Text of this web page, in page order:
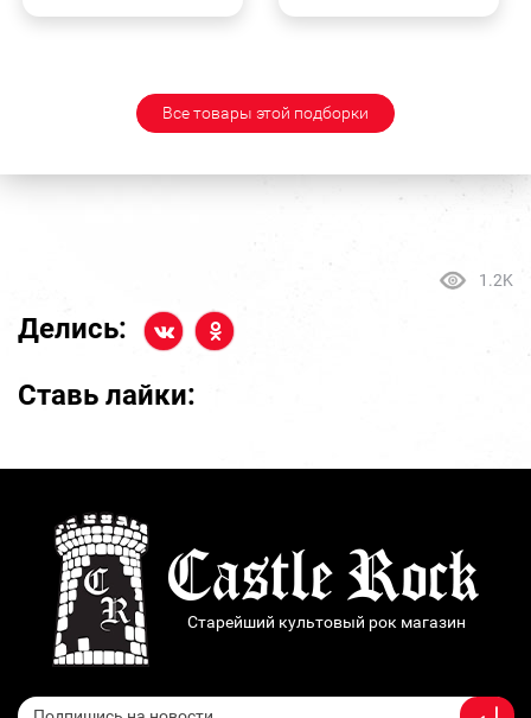
Все товары этой подборки
1.2K
Делись:
Ставь лайки:
Старейший культовый рок магазин